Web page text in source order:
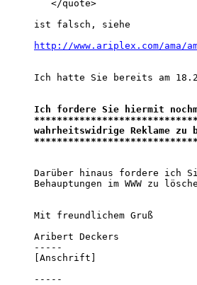
   </quote>
ist falsch, siehe
http://www.ariplex.com/ama/
Ich hatte Sie bereits am
Ich fordere Sie hiermit
wahrheitswidrige Reklame zu
Darüber hinaus fordere ich
Behauptungen im WWW zu
Mit freundlichem Gruß
Aribert Deckers
-----
[Anschrift]
-----